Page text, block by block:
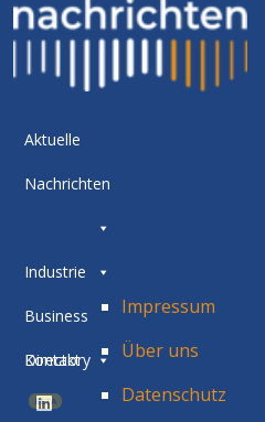
Aktuelle
Nachrichten
Industrie
Business
Directory
BETA
Kontakt
Impressum
Über uns
Datenschutz